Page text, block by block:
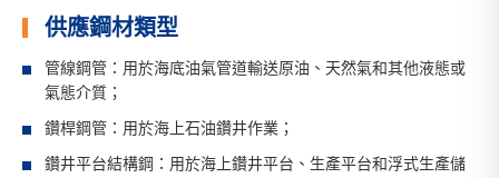
供應鋼材類型
管線鋼管：用於海底油氣管道輸送原油、天然氣和其他液態或
氣態介質；
鑽桿鋼管：用於海上石油鑽井作業；
鑽井平台結構鋼：用於海上鑽井平台、生產平台和浮式生產儲